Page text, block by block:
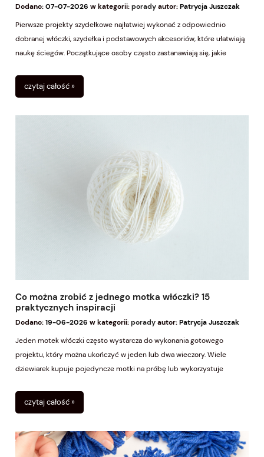
Dodano:07-07-2026 w kategorii:poradyautor:Patrycja Juszczak
Pierwsze projekty szydełkowe najłatwiej wykonać z odpowiednio
dobranej włóczki, szydełka i podstawowych akcesoriów, które ułatwiają
naukę ściegów. Początkujące osoby często zastanawiają się, jakie
2026 roku popularność rękodzieła nadal rośnie, a świadomy wybór
narzędzi pomaga rozpocząć szydełkową przygodę.
czytaj całość »
Co można zrobić z jednego motka włóczki? 15
praktycznych inspiracji
Dodano:19-06-2026 w kategorii:poradyautor:Patrycja Juszczak
Jeden motek włóczki często wystarcza do wykonania gotowego
projektu, który można ukończyć w jeden lub dwa wieczory. Wiele
dziewiarek kupuje pojedyncze motki na próbę lub wykorzystuje
pozwala maksymalnie wykorzystać materiał i uniknąć niepotrzebnych
wydatków.
czytaj całość »